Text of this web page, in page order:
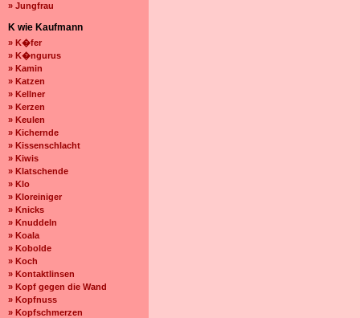
» Jungfrau
K wie Kaufmann
» K�fer
» K�ngurus
» Kamin
» Katzen
» Kellner
» Kerzen
» Keulen
» Kichernde
» Kissenschlacht
» Kiwis
» Klatschende
» Klo
» Kloreiniger
» Knicks
» Knuddeln
» Koala
» Kobolde
» Koch
» Kontaktlinsen
» Kopf gegen die Wand
» Kopfnuss
» Kopfschmerzen